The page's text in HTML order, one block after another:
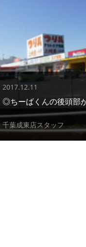
2017.12.11
◎ちーばくんの後頭部
千葉成東店スタッフ